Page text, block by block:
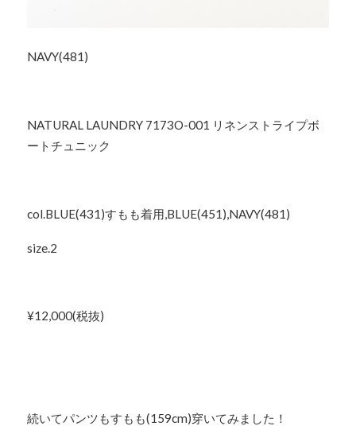
NAVY(481)
NATURAL LAUNDRY 7173O-001 リネンストライプボ
ートチュニック
col.BLUE(431)すもも着用,BLUE(451),NAVY(481)
size.2
¥12,000(税抜)
続いてパンツもすもも(159cm)穿いてみました！